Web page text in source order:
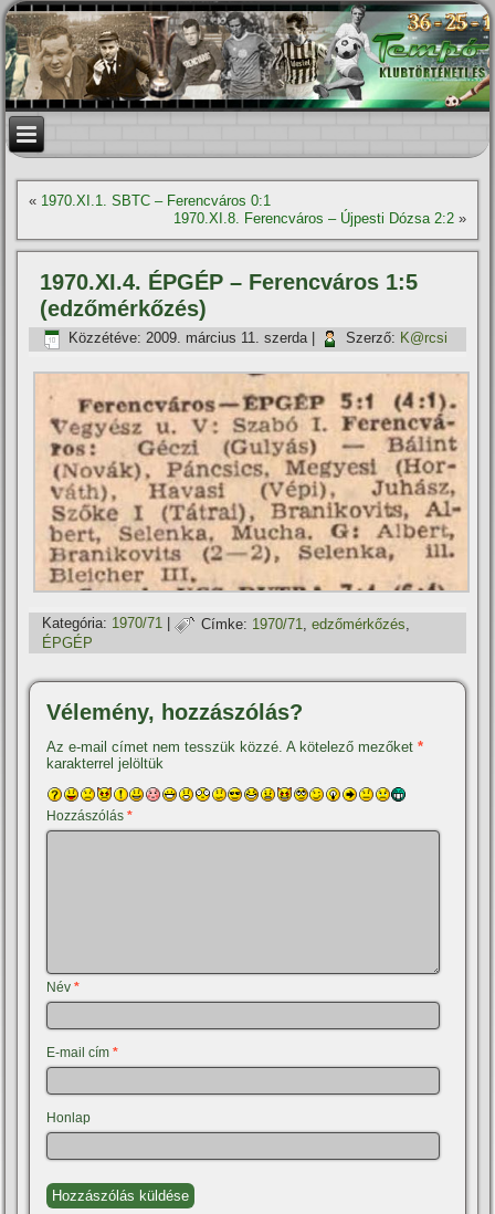
« 1970.XI.1. SBTC – Ferencváros 0:1
1970.XI.8. Ferencváros – Újpesti Dózsa 2:2»
1970.XI.4. ÉPGÉP – Ferencváros 1:5
(edzőmérkőzés)
Közzétéve: 2009. március 11. szerda| Szerző: K@rcsi
Kategória: 1970/71 | Címke: 1970/71 ,edzőmérkőzés
ÉPGÉP
Vélemény, hozzászólás?
Az e-mail címet nem tesszük közzé. A kötelező mezőket*
karakterrel jelöltük
Hozzászólás*
Név*
E-mail cím*
Honlap